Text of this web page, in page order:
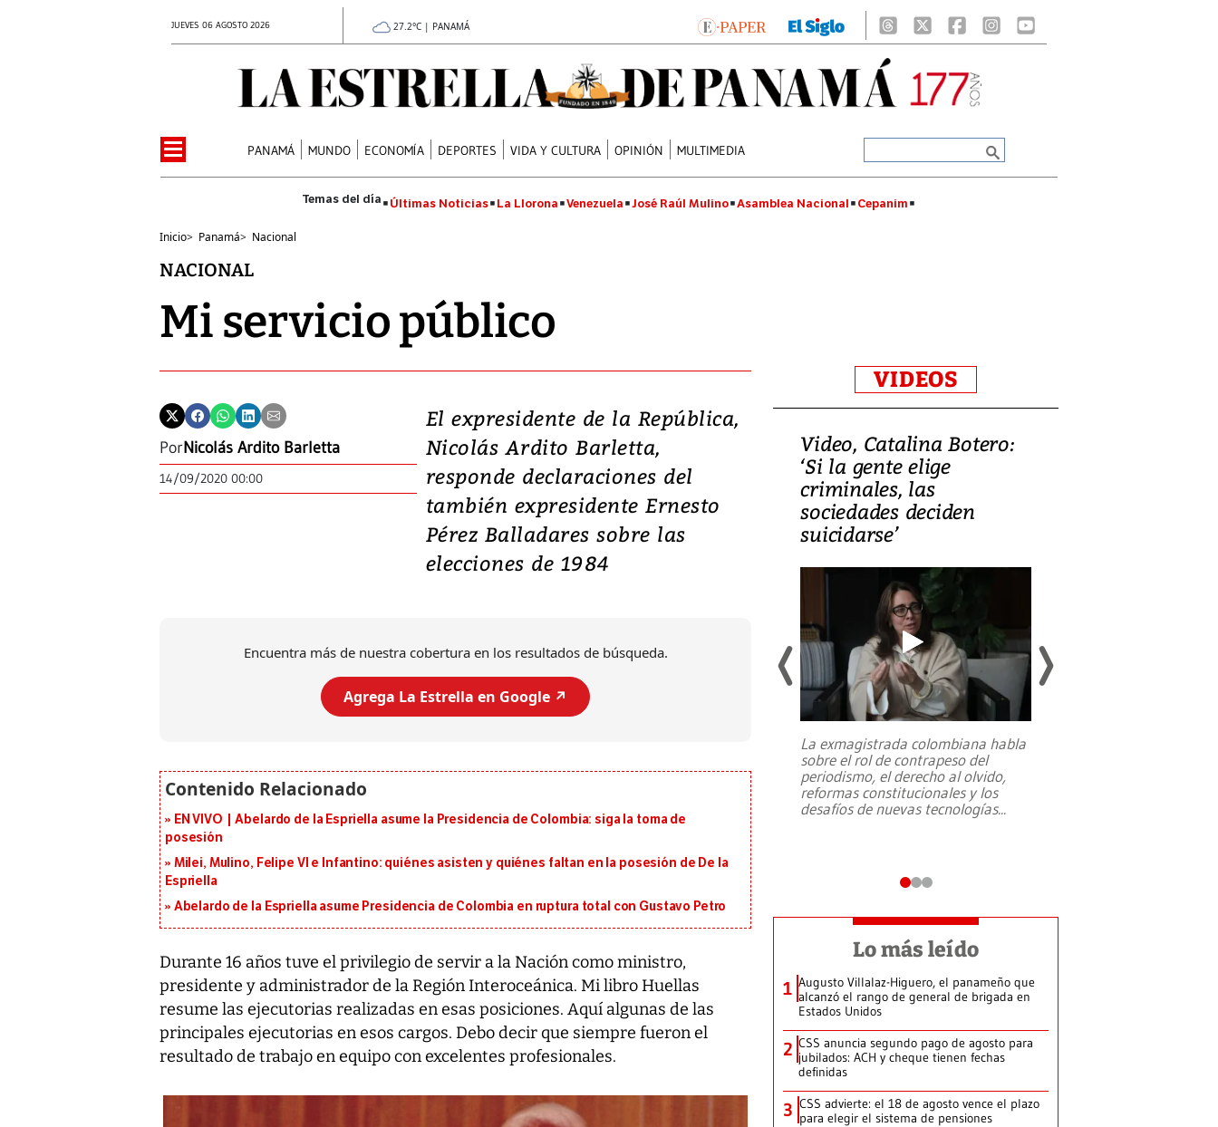
JUEVES 06 AGOSTO 2026 27.2°C | PANAMÁ
PANAMÁ MUNDO ECONOMÍA DEPORTES VIDA Y CULTURA OPINIÓN MULTIMEDIA
Últimas Noticias La Llorona Venezuela José Raúl Mulino Asamblea Nacional Cepanim
Inicio> Panamá> Nacional
NACIONAL
Mi servicio público
PorNicolás Ardito Barletta
14/09/2020 00:00
El expresidente de la República,
Nicolás Ardito Barletta,
responde declaraciones del
también expresidente Ernesto
Pérez Balladares sobre las
elecciones de 1984
Encuentra más de nuestra cobertura en los resultados de búsqueda.
Agrega La Estrella en Google ↗️
EN VIVO | Abelardo de la Espriella asume la Presidencia de Colombia: siga la toma de
posesión
Milei, Mulino, Felipe VI e Infantino: quiénes asisten y quiénes faltan en la posesión de De la
Espriella
Abelardo de la Espriella asume Presidencia de Colombia en ruptura total con Gustavo Petro
Durante 16 años tuve el privilegio de servir a la Nación como ministro,
presidente y administrador de la Región Interoceánica. Mi libro Huellas
resume las ejecutorias realizadas en esas posiciones. Aquí algunas de las
principales ejecutorias en esos cargos. Debo decir que siempre fueron el
resultado de trabajo en equipo con excelentes profesionales.
VIDEOS
Video, Japón: Terremoto
deja heridos y graves
daños en Kumamoto
Un fuerte terremoto de magnitud
7,1 se registró este martes 28 de
Video, Catalina Botero:
‘Si la gente elige
criminales, las
sociedades deciden
suicidarse’
La exmagistrada colombiana habla
sobre el rol de contrapeso del
periodismo, el derecho al olvido,
reformas constitucionales y los
desafíos de nuevas tecnologías...
Lo más leído
1 Augusto Villalaz-Higuero, el panameño que
alcanzó el rango de general de brigada en
Estados Unidos
2 CSS anuncia segundo pago de agosto para
jubilados: ACH y cheque tienen fechas
definidas
3 CSS advierte: el 18 de agosto vence el plazo
para elegir el sistema de pensiones